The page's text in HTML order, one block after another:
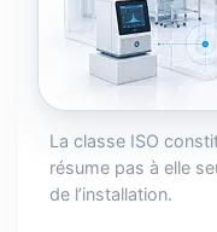
La classe ISO
résume pas à elle
de l’installation.